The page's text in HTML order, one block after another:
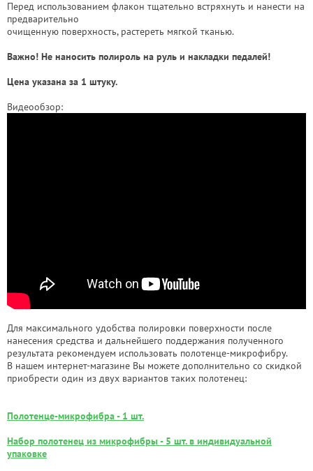
Перед использованием флакон тщательно встряхнуть и нанести на
предварительно
очищенную поверхность, растереть мягкой тканью.
Важно! Не наносить полироль на руль и накладки педалей!
Цена указана за 1 штуку.
Видеообзор:
Для максимального удобства полировки поверхности после
нанесения средства и дальнейшего поддержания полученного
результата рекомендуем использовать полотенце-микрофибру.
В нашем интернет-магазине Вы можете дополнительно со скидкой
приобрести один из двух вариантов таких полотенец:
Полотенце-микрофибра - 1 шт.
Набор полотенец из микрофибры - 5 шт. в индивидуальной
упаковке